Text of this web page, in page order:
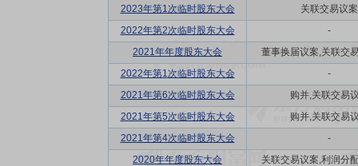
2023年第1次临时股东大会
关联交易议案
2022年第2次临时股东大会
-
2021年年度股东大会
董事换届议案,关联交
2022年第1次临时股东大会
-
2021年第6次临时股东大会
购并,关联交易
2021年第5次临时股东大会
购并,关联交易
2021年第4次临时股东大会
-
2020年年度股东大会
关联交易议案,利润分